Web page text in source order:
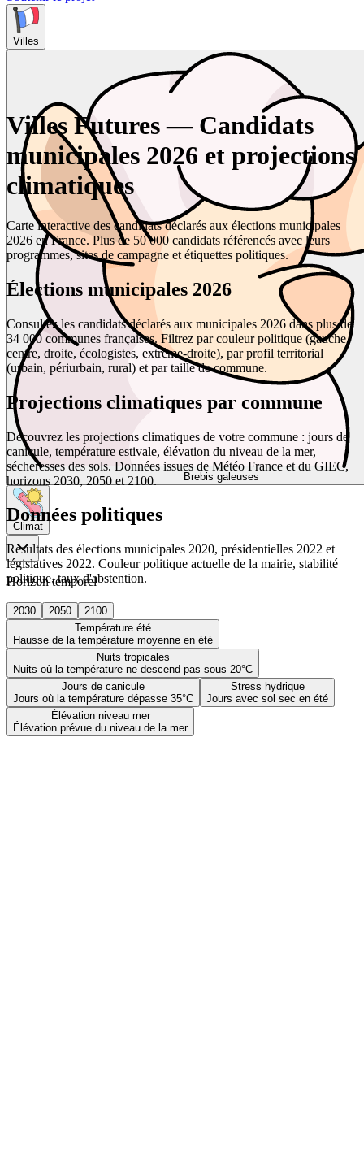
Villes
Brebis galeuses
Climat
Horizon temporel
2030 2050
2100
Température été
Hausse de la température moyenne en été
Nuits tropicales
Nuits où la température ne descend pas sous 20°C
Jours de canicule
Jours où la température dépasse 35°C
Stress hydrique
Jours avec sol sec en été
Élévation niveau mer
Élévation prévue du niveau de la mer
Villes Futures — Candidats
municipales 2026 et projections
climatiques
Carte interactive des candidats déclarés aux élections municipales
2026 en France. Plus de 50 000 candidats référencés avec leurs
programmes, sites de campagne et étiquettes politiques.
Élections municipales 2026
Consultez les candidats déclarés aux municipales 2026 dans plus de
34 000 communes françaises. Filtrez par couleur politique (gauche,
centre, droite, écologistes, extrême-droite), par profil territorial
(urbain, périurbain, rural) et par taille de commune.
Projections climatiques par commune
Découvrez les projections climatiques de votre commune : jours de
canicule, température estivale, élévation du niveau de la mer,
sécheresses des sols. Données issues de Météo France et du GIEC,
horizons 2030, 2050 et 2100.
Données politiques
Résultats des élections municipales 2020, présidentielles 2022 et
législatives 2022. Couleur politique actuelle de la mairie, stabilité
politique, taux d'abstention.